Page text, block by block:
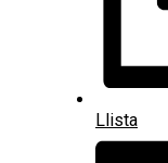
Llista